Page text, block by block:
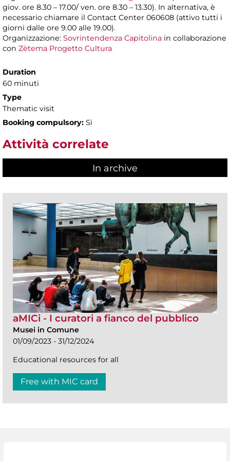
giov. ore 8.30 – 17.00/ ven. ore 8.30 – 13.30). In alternativa, è
necessario chiamare il Contact Center 060608 (attivo tutti i
giorni dalle ore 9.00 alle 19.00).
Organizzazione: Sovrintendenza Capitolina in collaborazione
con Zètema Progetto Cultura
Duration
60 minuti
Type
Thematic visit
Booking compulsory: Sì
Attività correlate
In archive
aMICi - I curatori a fianco del pubblico
Musei in Comune
01/09/2023 - 31/12/2024
Educational resources for all
Free with MIC card